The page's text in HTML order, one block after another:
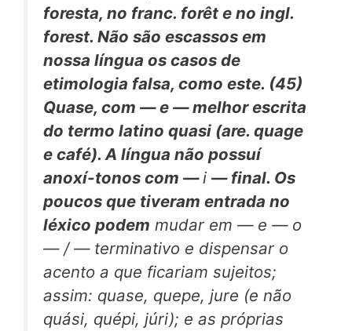
foresta, no franc. forêt e no ingl.
forest. Não são escassos em
nossa língua os casos de
etimologia falsa, como este. (45)
Quase, com — e — melhor escrita
do termo latino quasi (are. quage
e café). A língua não possuí
anoxí-tonos com —i — final. Os
poucos que tiveram entrada no
léxico podem mudar em — e — o
— / — terminativo e dispensar o
acento a que ficariam sujeitos;
assim: quase, quepe, jure (e não
quási, quépi, júri); e as próprias